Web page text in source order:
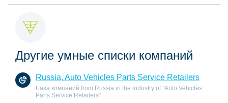
Другие умные списки компаний
Russia, Auto Vehicles Parts Service Retailers
База компаний from Russia in the industry of "Auto Vehicles
Parts Service Retailers"